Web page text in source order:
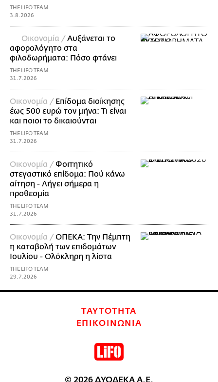
THE LIFO TEAM
3.8.2026
Οικονομία /Αυξάνεται το
αφορολόγητο στα
φιλοδωρήματα: Πόσο φτάνει
THE LIFO TEAM
31.7.2026
Οικονομία / Επίδομα διοίκησης
έως 500 ευρώ τον μήνα: Τι είναι
και ποιοι το δικαιούνται
THE LIFO TEAM
31.7.2026
Οικονομία /Φοιτητικό
στεγαστικό επίδομα: Πού κάνω
αίτηση - Λήγει σήμερα η
προθεσμία
THE LIFO TEAM
31.7.2026
Οικονομία /ΟΠΕΚΑ: Την Πέμπτη
η καταβολή των επιδομάτων
Ιουλίου - Ολόκληρη η λίστα
THE LIFO TEAM
29.7.2026
ΤΑΥΤΟΤΗΤΑ
ΕΠΙΚΟΙΝΩΝΙΑ